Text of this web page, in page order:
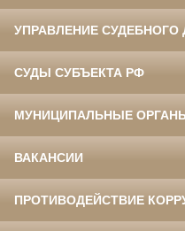
УПРАВЛЕНИЕ СУДЕБНОГО
СУДЫ СУБЪЕКТА РФ
МУНИЦИПАЛЬНЫЕ
ВАКАНСИИ
ПРОТИВОДЕЙСТВИЕ